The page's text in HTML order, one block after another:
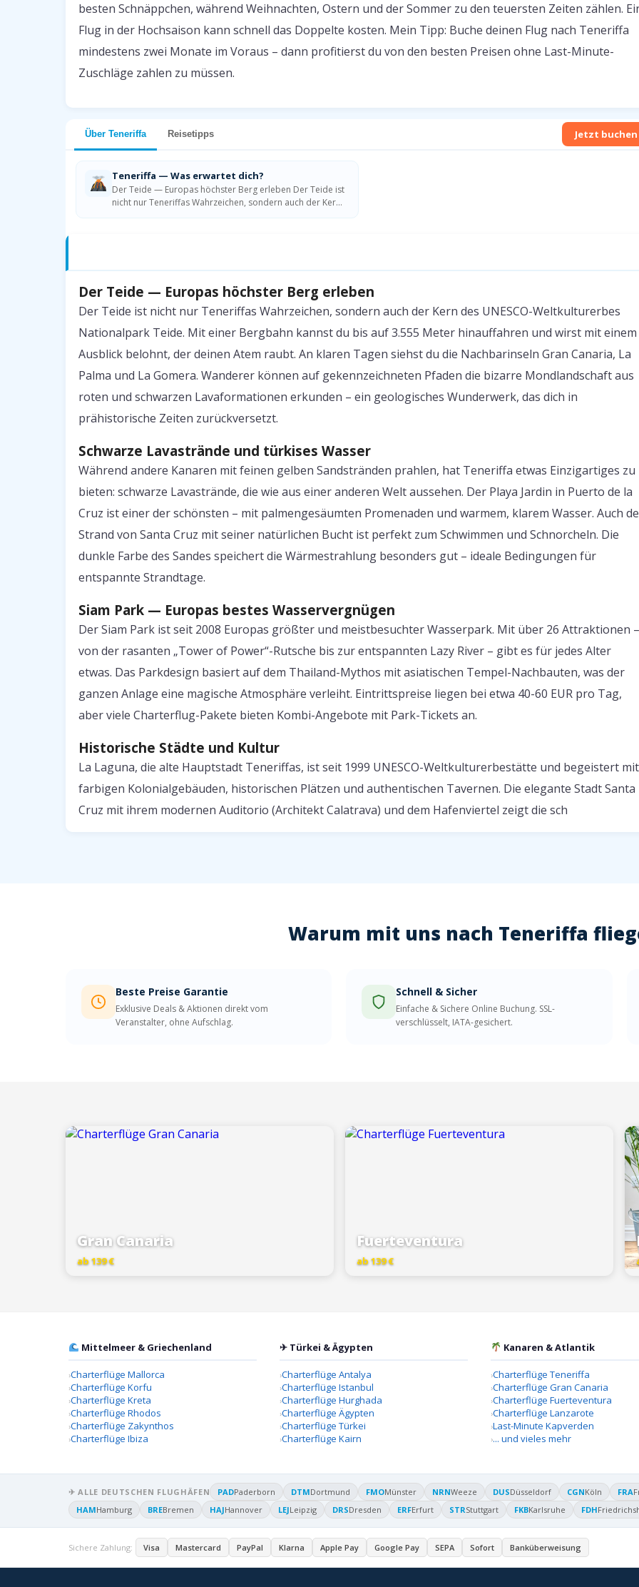
besten Schnäppchen, während Weihnachten, Ostern und der Sommer zu den teuersten Zeiten zählen.
Flug in der Hochsaison kann schnell das Doppelte kosten. Mein Tipp: Buche deinen Flug nach Teneriffa
mindestens zwei Monate im Voraus – dann profitierst du von den besten Preisen ohne Last-Minute-
Zuschläge zahlen zu müssen.
Über Teneriffa Reisetipps Jetzt buchen
Teneriffa — Was erwartet dich?
Der Teide — Europas höchster Berg erleben Der Teide ist
nicht nur Teneriffas Wahrzeichen, sondern auch der Ker…
Der Teide — Europas höchster Berg erleben
Der Teide ist nicht nur Teneriffas Wahrzeichen, sondern auch der Kern des UNESCO-Weltkulturerbes
Nationalpark Teide. Mit einer Bergbahn kannst du bis auf 3.555 Meter hinauffahren und wirst mit einem
Ausblick belohnt, der deinen Atem raubt. An klaren Tagen siehst du die Nachbarinseln Gran Canaria, La
Palma und La Gomera. Wanderer können auf gekennzeichneten Pfaden die bizarre Mondlandschaft aus
roten und schwarzen Lavaformationen erkunden – ein geologisches Wunderwerk, das dich in
prähistorische Zeiten zurückversetzt.
Schwarze Lavastrände und türkises Wasser
Während andere Kanaren mit feinen gelben Sandstränden prahlen, hat Teneriffa etwas Einzigartiges zu
bieten: schwarze Lavastrände, die wie aus einer anderen Welt aussehen. Der Playa Jardin in Puerto de la
Cruz ist einer der schönsten – mit palmengesäumten Promenaden und warmem, klarem Wasser. Auch
Strand von Santa Cruz mit seiner natürlichen Bucht ist perfekt zum Schwimmen und Schnorcheln. Die
dunkle Farbe des Sandes speichert die Wärmestrahlung besonders gut – ideale Bedingungen für
entspannte Strandtage.
Siam Park — Europas bestes Wasservergnügen
Der Siam Park ist seit 2008 Europas größter und meistbesuchter Wasserpark. Mit über 26 Attraktionen –
von der rasanten „Tower of Power“-Rutsche bis zur entspannten Lazy River – gibt es für jedes Alter
etwas. Das Parkdesign basiert auf dem Thailand-Mythos mit asiatischen Tempel-Nachbauten, was der
ganzen Anlage eine magische Atmosphäre verleiht. Eintrittspreise liegen bei etwa 40-60 EUR pro Tag,
aber viele Charterflug-Pakete bieten Kombi-Angebote mit Park-Tickets an.
Historische Städte und Kultur
La Laguna, die alte Hauptstadt Teneriffas, ist seit 1999 UNESCO-Weltkulturerbestätte und begeistert mit
farbigen Kolonialgebäuden, historischen Plätzen und authentischen Tavernen. Die elegante Stadt Santa
Cruz mit ihrem modernen Auditorio (Architekt Calatrava) und dem Hafenviertel zeigt die sch
Warum mit uns nach Teneriffa
Beste Preise Garantie
Exklusive Deals & Aktionen direkt vom
Veranstalter, ohne Aufschlag.
Schnell & Sicher
Einfache & Sichere Online Buchung. SSL-
verschlüsselt, IATA-gesichert.
Gran Canaria
ab 139 €
Fuerteventura
ab 139 €
Mittelmeer & Griechenland
Charterflüge Mallorca
Charterflüge Korfu
Charterflüge Kreta
Charterflüge Rhodos
Charterflüge Zakynthos
Charterflüge Ibiza
✈ Türkei & Ägypten
Charterflüge Antalya
Charterflüge Istanbul
Charterflüge Hurghada
Charterflüge Ägypten
Charterflüge Türkei
Charterflüge Kairn
Kanaren & Atlantik
Charterflüge Teneriffa
Charterflüge Gran Canaria
Charterflüge Fuerteventura
Charterflüge Lanzarote
Last-Minute Kapverden
... und vieles mehr
✈ ALLE DEUTSCHEN FLUGHÄFEN PADPaderborn DTMDortmund FMOMünster NRNWeeze DUSDüsseldorf CGNKöln FRA
HAMHamburg BREBremen HAJHannover LEJLeipzig DRSDresden ERFErfurt STRStuttgart FKBKarlsruhe FDH
Sichere Zahlung: Visa Mastercard PayPal Klarna Apple Pay Google Pay SEPA Sofort Banküberweisung